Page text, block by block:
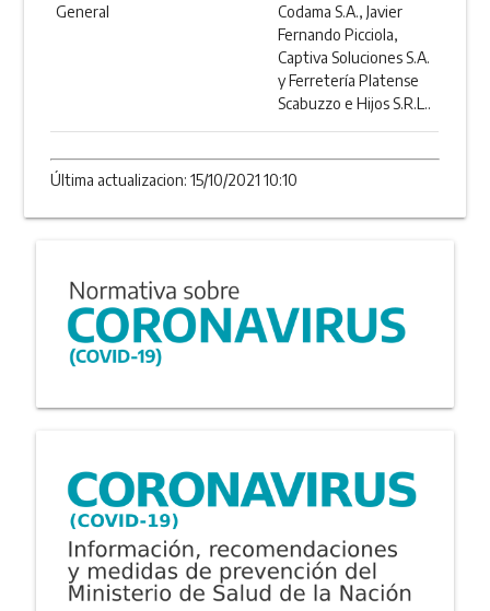
General
Codama S.A., Javier
Fernando Picciola,
Captiva Soluciones S.A.
y Ferretería Platense
Scabuzzo e Hijos S.R.L..
Última actualizacion: 15/10/2021 10:10